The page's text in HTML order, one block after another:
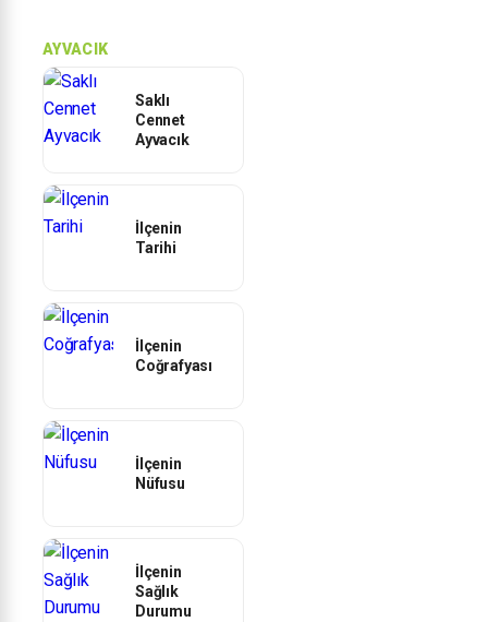
AYVACIK
Saklı
Cennet
Ayvacık
İlçenin
Tarihi
İlçenin
Coğrafyası
İlçenin
Nüfusu
İlçenin
Sağlık
Durumu